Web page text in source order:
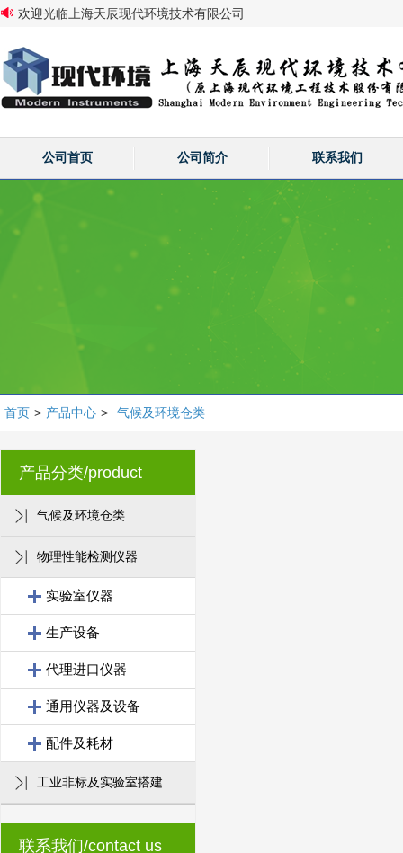
欢迎光临上海天辰现代环境技术有限公司
公司首页 公司简介 联系我们
首页 > 产品中心 > 气候及环境仓类
产品分类/product
气候及环境仓类
物理性能检测仪器
实验室仪器
生产设备
代理进口仪器
通用仪器及设备
配件及耗材
工业非标及实验室搭建
联系我们/contact us